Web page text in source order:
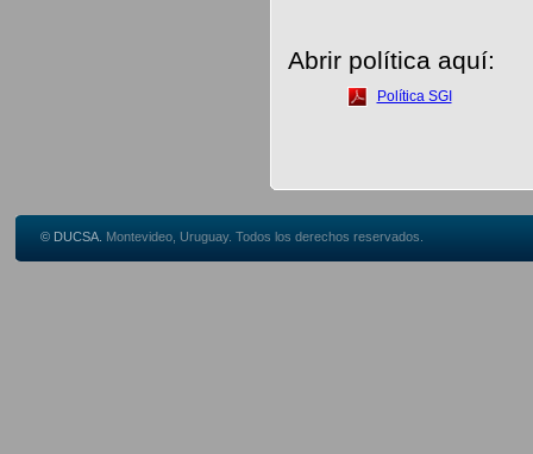
Abrir política aquí:
Política SGI
© DUCSA. Montevideo, Uruguay. Todos los derechos reservados.